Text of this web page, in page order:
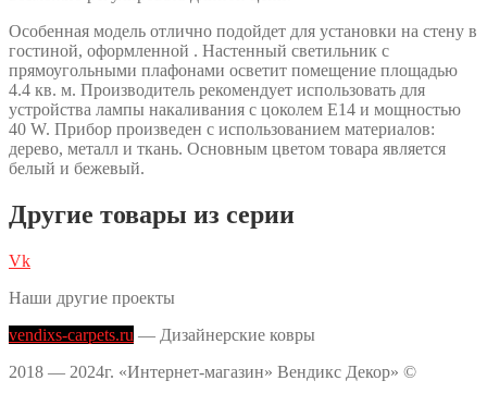
Особенная модель отлично подойдет для установки на стену в
гостиной, оформленной . Настенный светильник с
прямоугольными плафонами осветит помещение площадью
4.4 кв. м. Производитель рекомендует использовать для
устройства лампы накаливания с цоколем E14 и мощностью
40 W. Прибор произведен с использованием материалов:
дерево, металл и ткань. Основным цветом товара является
белый и бежевый.
Другие товары из серии
Vk
Наши другие проекты
vendixs-carpets.ru — Дизайнерские ковры
2018 — 2024г. «Интернет-магазин» Вендикс Декор» ©